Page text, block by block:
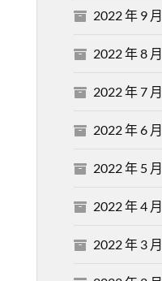
2022 年 9 月
2022 年 8 月
2022 年 7 月
2022 年 6 月
2022 年 5 月
2022 年 4 月
2022 年 3 月